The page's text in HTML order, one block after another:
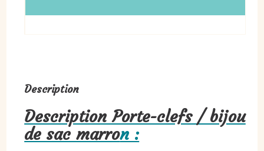
Description
Description Porte-clefs / bijou
de sac marron :